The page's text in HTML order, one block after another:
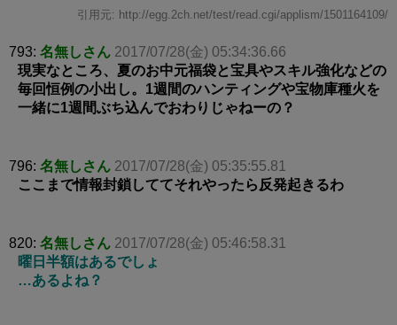
引用元: http://egg.2ch.net/test/read.cgi/applism/1501164109/
793: 名無しさん 2017/07/28(金) 05:34:36.66
現実なところ、夏のお中元福袋と宝具やスキル強化などの
毎回恒例の小出し。1週間のハンティングや宝物庫種火を
一緒に1週間ぶち込んでおわりじゃねーの？
796: 名無しさん 2017/07/28(金) 05:35:55.81
ここまで情報封鎖しててそれやったら反発起きるわ
820: 名無しさん 2017/07/28(金) 05:46:58.31
曜日半額はあるでしょ
…あるよね？